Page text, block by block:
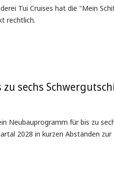
Tui Cruises hat die "Mein
rechtlich.
zu sechs
Neubauprogramm für bis zu
2028 in kurzen Abständen